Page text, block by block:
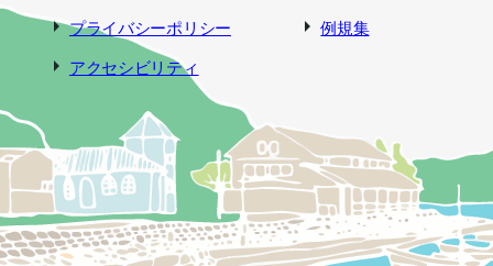
プライバシーポリシー
例規集
アクセシビリティ